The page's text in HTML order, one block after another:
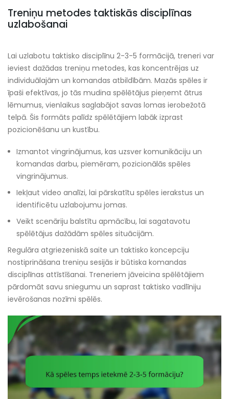
Treniņu metodes taktiskās disciplīnas
uzlabošanai
Lai uzlabotu taktisko disciplīnu 2-3-5 formācijā, treneri var
ieviest dažādas treniņu metodes, kas koncentrējas uz
individuālajām un komandas atbildībām. Mazās spēles ir
īpaši efektīvas, jo tās mudina spēlētājus pieņemt ātrus
lēmumus, vienlaikus saglabājot savas lomas ierobežotā
telpā. Šis formāts palīdz spēlētājiem labāk izprast
pozicionēšanu un kustību.
Izmantot vingrinājumus, kas uzsver komunikāciju un
komandas darbu, piemēram, pozicionālās spēles
vingrinājumus.
Iekļaut video analīzi, lai pārskatītu spēles ierakstus un
identificētu uzlabojumu jomas.
Veikt scenāriju balstītu apmācību, lai sagatavotu
spēlētājus dažādām spēles situācijām.
Regulāra atgriezeniskā saite un taktisko koncepciju
nostiprināšana treniņu sesijās ir būtiska komandas
disciplīnas attīstīšanai. Treneriem jāveicina spēlētājiem
pārdomāt savu sniegumu un saprast taktisko vadlīniju
ievērošanas nozīmi spēlēs.